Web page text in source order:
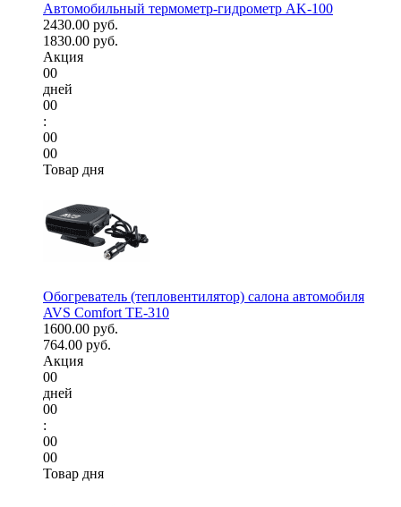
Автомобильный термометр-гидрометр AK-100
2430.00 руб.
1830.00 руб.
Акция
00
дней
00
:
00
00
Товар дня
Обогреватель (тепловентилятор) салона автомобиля
AVS Comfort TE-310
1600.00 руб.
764.00 руб.
Акция
00
дней
00
:
00
00
Товар дня